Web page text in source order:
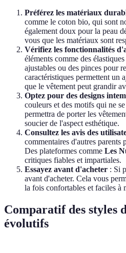
Préférez les matériaux
comme le coton bio, qui sont
également doux pour la peau
vous que les matériaux sont
Vérifiez les fonctionnalités
éléments comme des
ajustables ou des pinces pour
caractéristiques permettent un
que le vêtement peut grandir
Optez pour des designs
couleurs et des motifs qui ne
permettra de porter les
soucier de l'aspect esthétique.
Consultez les avis des
commentaires d'autres parents
Des plateformes comme Les
critiques fiables et impartiales.
Essayez avant d'acheter : Si
avant d'acheter. Cela vous
la fois confortables et faciles à
Comparatif des styles
évolutifs